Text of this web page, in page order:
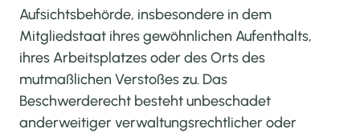
Aufsichtsbehörde, insbesondere in dem
Mitgliedstaat ihres gewöhnlichen Aufenthalts,
ihres Arbeitsplatzes oder des Orts des
mutmaßlichen Verstoßes zu. Das
Beschwerderecht besteht unbeschadet
anderweitiger verwaltungsrechtlicher oder